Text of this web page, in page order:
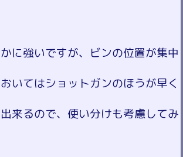
に強いですが、ビンの位置が集中
いてはショットガンのほうが早く
来るので、使い分けも考慮してみ